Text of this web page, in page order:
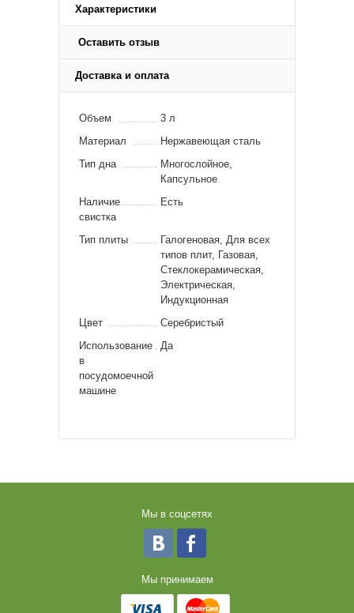
Характеристики
Оставить отзыв
Доставка и оплата
Объем
3 л
Материал
Нержавеющая сталь
Тип дна
Многослойное,
Капсульное
Наличие
свистка
Есть
Тип плиты
Галогеновая, Для всех
типов плит, Газовая,
Стеклокерамическая,
Электрическая,
Индукционная
Цвет
Серебристый
Использование
в
посудомоечной
машине
Да
Мы в соцсетях
Мы принимаем